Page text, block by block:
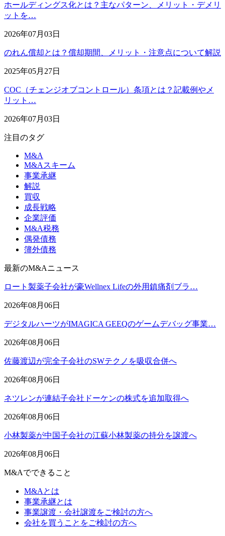
ホールディングス化とは？主なパターン、メリット・デメリ
ットを…
2026年07月03日
のれん償却とは？償却期間、メリット・注意点について解説
2025年05月27日
COC（チェンジオブコントロール）条項とは？記載例やメ
リット…
2026年07月03日
注目のタグ
M&A
M&Aスキーム
事業承継
解説
買収
成長戦略
企業評価
M&A税務
偶発債務
簿外債務
最新のM&Aニュース
ロート製薬子会社が豪Wellnex Lifeの外用鎮痛剤ブラ…
2026年08月06日
デジタルハーツがIMAGICA GEEQのゲームデバッグ事業…
2026年08月06日
佐藤渡辺が完全子会社のSWテクノを吸収合併へ
2026年08月06日
ネツレンが連結子会社ドーケンの株式を追加取得へ
2026年08月06日
小林製薬が中国子会社の江蘇小林製薬の持分を譲渡へ
2026年08月06日
M&Aでできること
M&Aとは
事業承継とは
事業譲渡・会社譲渡をご検討の方へ
会社を買うことをご検討の方へ